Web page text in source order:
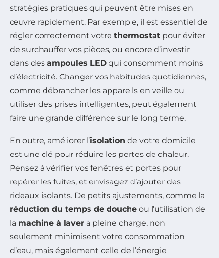
stratégies pratiques qui peuvent être mises en
œuvre rapidement. Par exemple, il est essentiel de
régler correctement votre thermostat pour éviter
de surchauffer vos pièces, ou encore d’investir
dans des ampoules LED qui consomment moins
d’électricité. Changer vos habitudes quotidiennes,
comme débrancher les appareils en veille ou
utiliser des prises intelligentes, peut également
faire une grande différence sur le long terme.
En outre, améliorer l’isolation de votre domicile
est une clé pour réduire les pertes de chaleur.
Pensez à vérifier vos fenêtres et portes pour
repérer les fuites, et envisagez d’ajouter des
rideaux isolants. De petits ajustements, comme la
réduction du temps de douche ou l’utilisation de
la machine à laver à pleine charge, non
seulement minimisent votre consommation
d’eau, mais également celle de l’énergie